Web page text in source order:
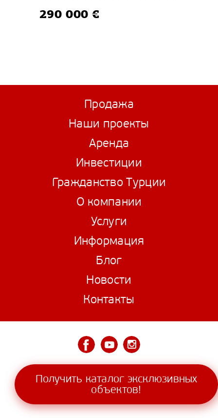
290 000 €
Продажа
Наши проекты
Аренда
Инвестиции
Гражданство Турции
О компании
Услуги
Информация
Блог
Новости
Контакты
Получить каталог эксклюзивных
объектов!